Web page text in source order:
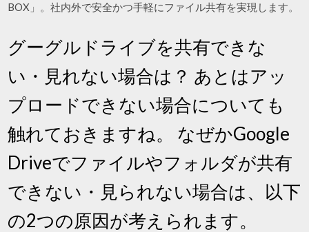
BOX」。社内外で安全かつ手軽にファイル共有を実現します。
グーグルドライブを共有できな
い・見れない場合は？ あとはアッ
プロードできない場合についても
触れておきますね。 なぜかGoogle
Driveでファイルやフォルダが共有
できない・見られない場合は、以下
の2つの原因が考えられます。